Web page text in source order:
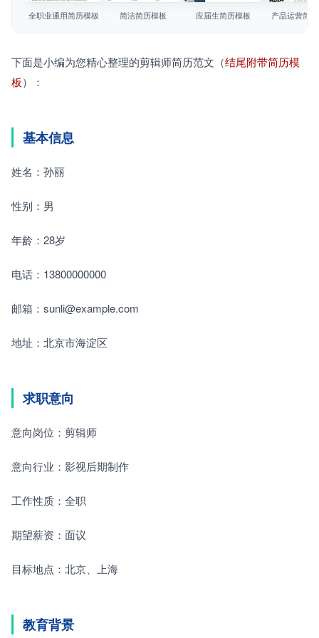
全职业通用简历模板 简洁简历模板 应届生简历模板 产品运营简
下面是小编为您精心整理的剪辑师简历范文（结尾附带简历模
板）：
基本信息
姓名：孙丽
性别：男
年龄：28岁
电话：13800000000
邮箱：sunli@example.com
地址：北京市海淀区
求职意向
意向岗位：剪辑师
意向行业：影视后期制作
工作性质：全职
期望薪资：面议
目标地点：北京、上海
教育背景